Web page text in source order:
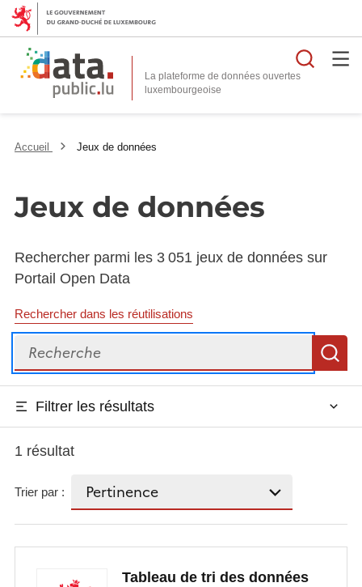
La plateforme de données ouvertes
Accueil Jeux de données
Jeux de données
Rechercher parmi les 3 051 jeux de données sur
Portail Open Data
Rechercher dans les réutilisations
Recherche
Filtrer les résultats
1 résultat
Trier par :
Tableau de tri des données